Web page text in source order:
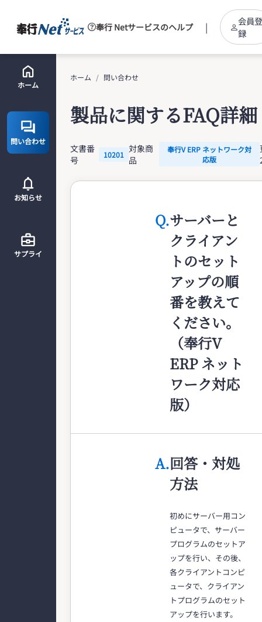
奉行 Netサービスのヘルプ |
会員
録
ホーム
問い合わせ
お知らせ
サプライ
ホーム 問い合わせ
製品に関するFAQ詳細
文書番
号
10201 対象商
品
奉行V ERP ネットワーク対
応版
Q.サーバーと
クライアン
トのセット
アップの順
番を教えて
ください。
（奉行V
ERP ネット
ワーク対応
版）
A.回答・対処
方法
初めにサーバー用コン
ピュータで、サーバー
プログラムのセットア
ップを行い、その後、
各クライアントコンピ
ュータで、クライアン
トプログラムのセット
アップを行います。